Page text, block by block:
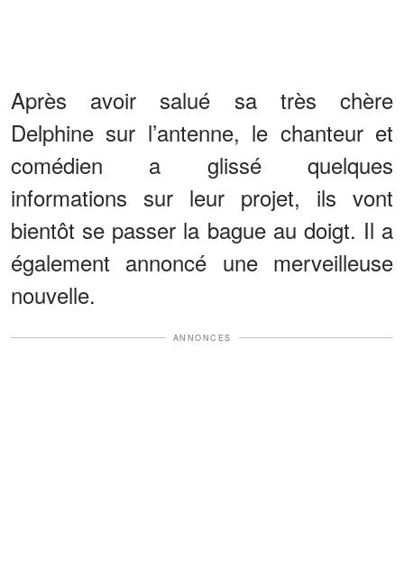
Après avoir salué sa très chère
Delphine sur l’antenne, le chanteur et
comédien a glissé quelques
informations sur leur projet, ils vont
bientôt se passer la bague au doigt. Il a
également annoncé une merveilleuse
nouvelle.
ANNONCES